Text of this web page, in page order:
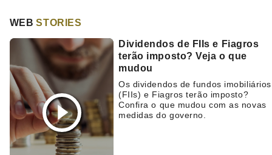
WEBSTORIES
Dividendos de FIIs e Fiagros
terão imposto? Veja o que
mudou
Os dividendos de fundos imobiliários
(FIIs) e Fiagros terão imposto?
Confira o que mudou com as novas
medidas do governo.